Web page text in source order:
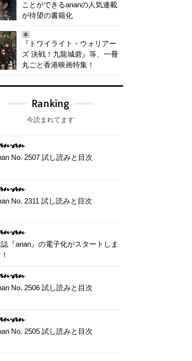
ことができるananの人気連載
が待望の書籍化
本
『トワイライト・ウォリアー
ズ 決戦！九龍城砦』等、一冊
丸ごと香港映画特集！
Ranking
今読まれてます
No. 2507 試し読みと目次
No. 2311 試し読みと目次
『anan』の電子化がスタートしま
No. 2506 試し読みと目次
No. 2505 試し読みと目次